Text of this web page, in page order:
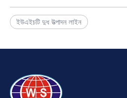
ইউএইচটি দুধ উত্পাদন লাইন